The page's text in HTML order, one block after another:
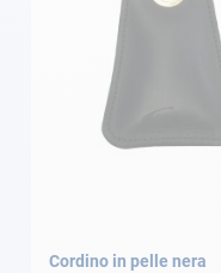
Cordino in pelle nera